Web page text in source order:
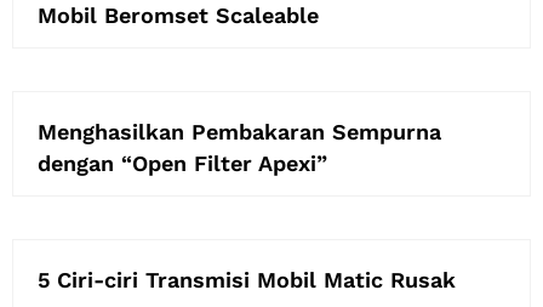
Mobil Beromset Scaleable
Menghasilkan Pembakaran Sempurna
dengan “Open Filter Apexi”
5 Ciri-ciri Transmisi Mobil Matic Rusak